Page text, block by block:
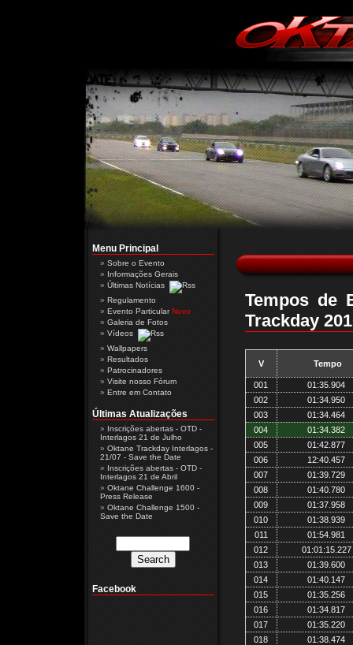
Tempos de
Trackday
V Tempo
001
01:35.904
002
01:34.950
003
01:34.464
004
01:34.382
005
01:42.877
006
12:40.457
007
01:39.729
008
01:40.780
009
01:37.958
010
01:38.939
011
01:54.981
012
01:01:15.227
013
01:39.600
014
01:40.147
015
01:35.256
016
01:34.817
017
01:35.220
018
01:38.474
Menu Principal
Sobre o Evento
Informações Gerais
Últimas Notícias
Regulamento
Evento ParticularNovo
Galeria de Fotos
Vídeos
Wallpapers
Resultados
Patrocinadores
Visite nosso Fórum
Entre em Contato
Últimas Atualizações
Inscrições abertas - OTD -
Interlagos 21 de Julho
Oktane Trackday Interlagos -
21/07 - Save the Date
Inscrições abertas - OTD -
Interlagos 21 de Abril
Oktane Challenge 1600 -
Press Release
Oktane Challenge 1500 -
Save the Date
Facebook